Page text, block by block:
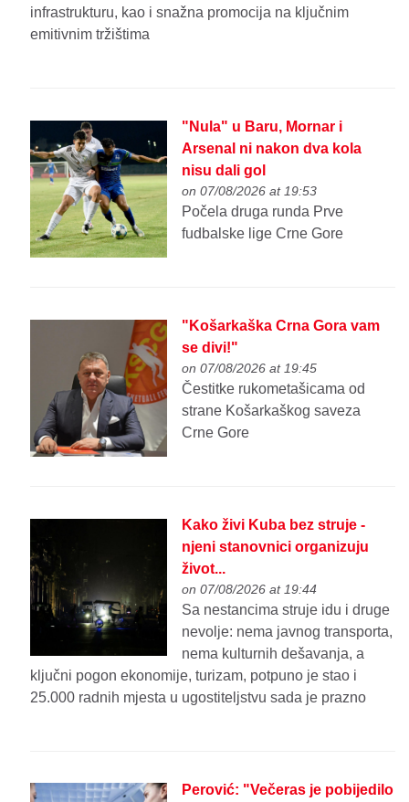
infrastrukturu, kao i snažna promocija na ključnim
emitivnim tržištima
"Nula" u Baru, Mornar i
Arsenal ni nakon dva kola
nisu dali gol
on 07/08/2026 at 19:53
Počela druga runda Prve
fudbalske lige Crne Gore
"Košarkaška Crna Gora vam
se divi!"
on 07/08/2026 at 19:45
Čestitke rukometašicama od
strane Košarkaškog saveza
Crne Gore
Kako živi Kuba bez struje -
njeni stanovnici organizuju
život...
on 07/08/2026 at 19:44
Sa nestancima struje idu i druge
nevolje: nema javnog transporta,
nema kulturnih dešavanja, a
ključni pogon ekonomije, turizam, potpuno je stao i
25.000 radnih mjesta u ugostiteljstvu sada je prazno
Perović: "Večeras je pobijedilo